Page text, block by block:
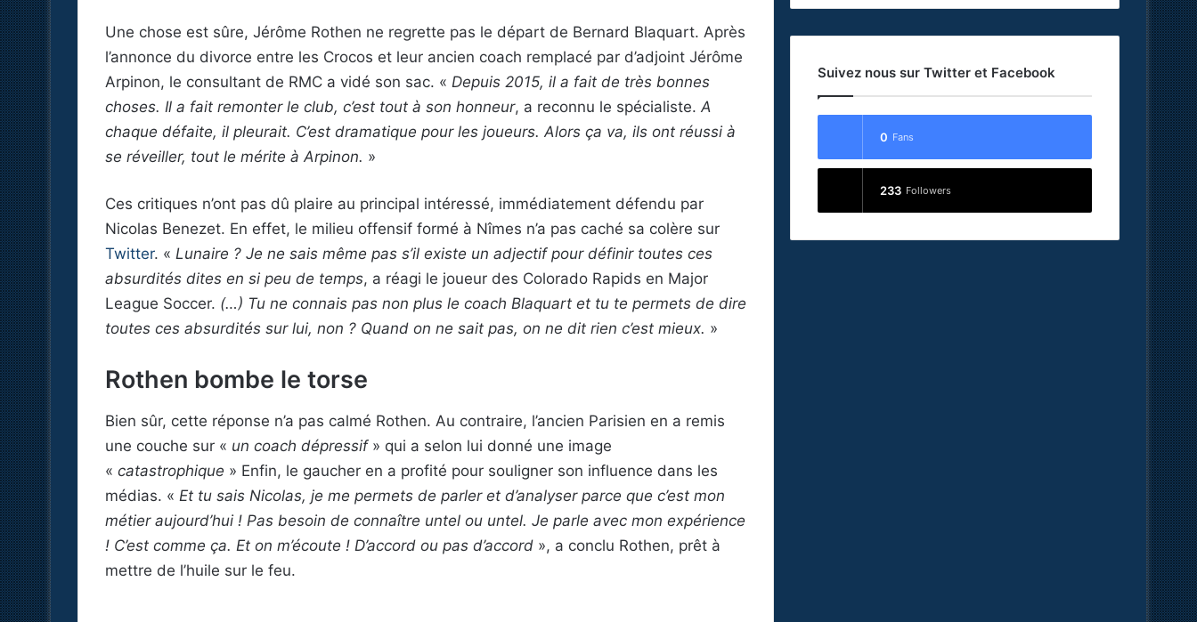
Une chose est sûre, Jérôme Rothen ne regrette pas le départ de Bernard Blaquart. Après
l’annonce du divorce entre les Crocos et leur ancien coach remplacé par d’adjoint Jérôme
Arpinon, le consultant de RMC a vidé son sac. « Depuis 2015, il a fait de très bonnes
choses. Il a fait remonter le club, c’est tout à son honneur, a reconnu le spécialiste.A
chaque défaite, il pleurait. C’est dramatique pour les joueurs. Alors ça va, ils ont réussi à
se réveiller, tout le mérite à Arpinon. »
Ces critiques n’ont pas dû plaire au principal intéressé, immédiatement défendu par
Nicolas Benezet. En effet, le milieu offensif formé à Nîmes n’a pas caché sa colère sur
Twitter. « Lunaire ? Je ne sais même pas s’il existe un adjectif pour définir toutes ces
absurdités dites en si peu de temps, a réagi le joueur des Colorado Rapids en Major
League Soccer. (…) Tu ne connais pas non plus le coach Blaquart et tu te permets de dire
toutes ces absurdités sur lui, non ? Quand on ne sait pas, on ne dit rien c’est mieux. »
Rothen bombe le torse
Bien sûr, cette réponse n’a pas calmé Rothen. Au contraire, l’ancien Parisien en a remis
une couche sur « un coach dépressif » qui a selon lui donné une image
« catastrophique » Enfin, le gaucher en a profité pour souligner son influence dans les
médias. « Et tu sais Nicolas, je me permets de parler et d’analyser parce que c’est mon
métier aujourd’hui ! Pas besoin de connaître untel ou untel. Je parle avec mon expérience
! C’est comme ça. Et on m’écoute ! D’accord ou pas d’accord », a conclu Rothen, prêt à
mettre de l’huile sur le feu.
Suivez nous sur Twitter et Facebook
0 Fans
233 Followers